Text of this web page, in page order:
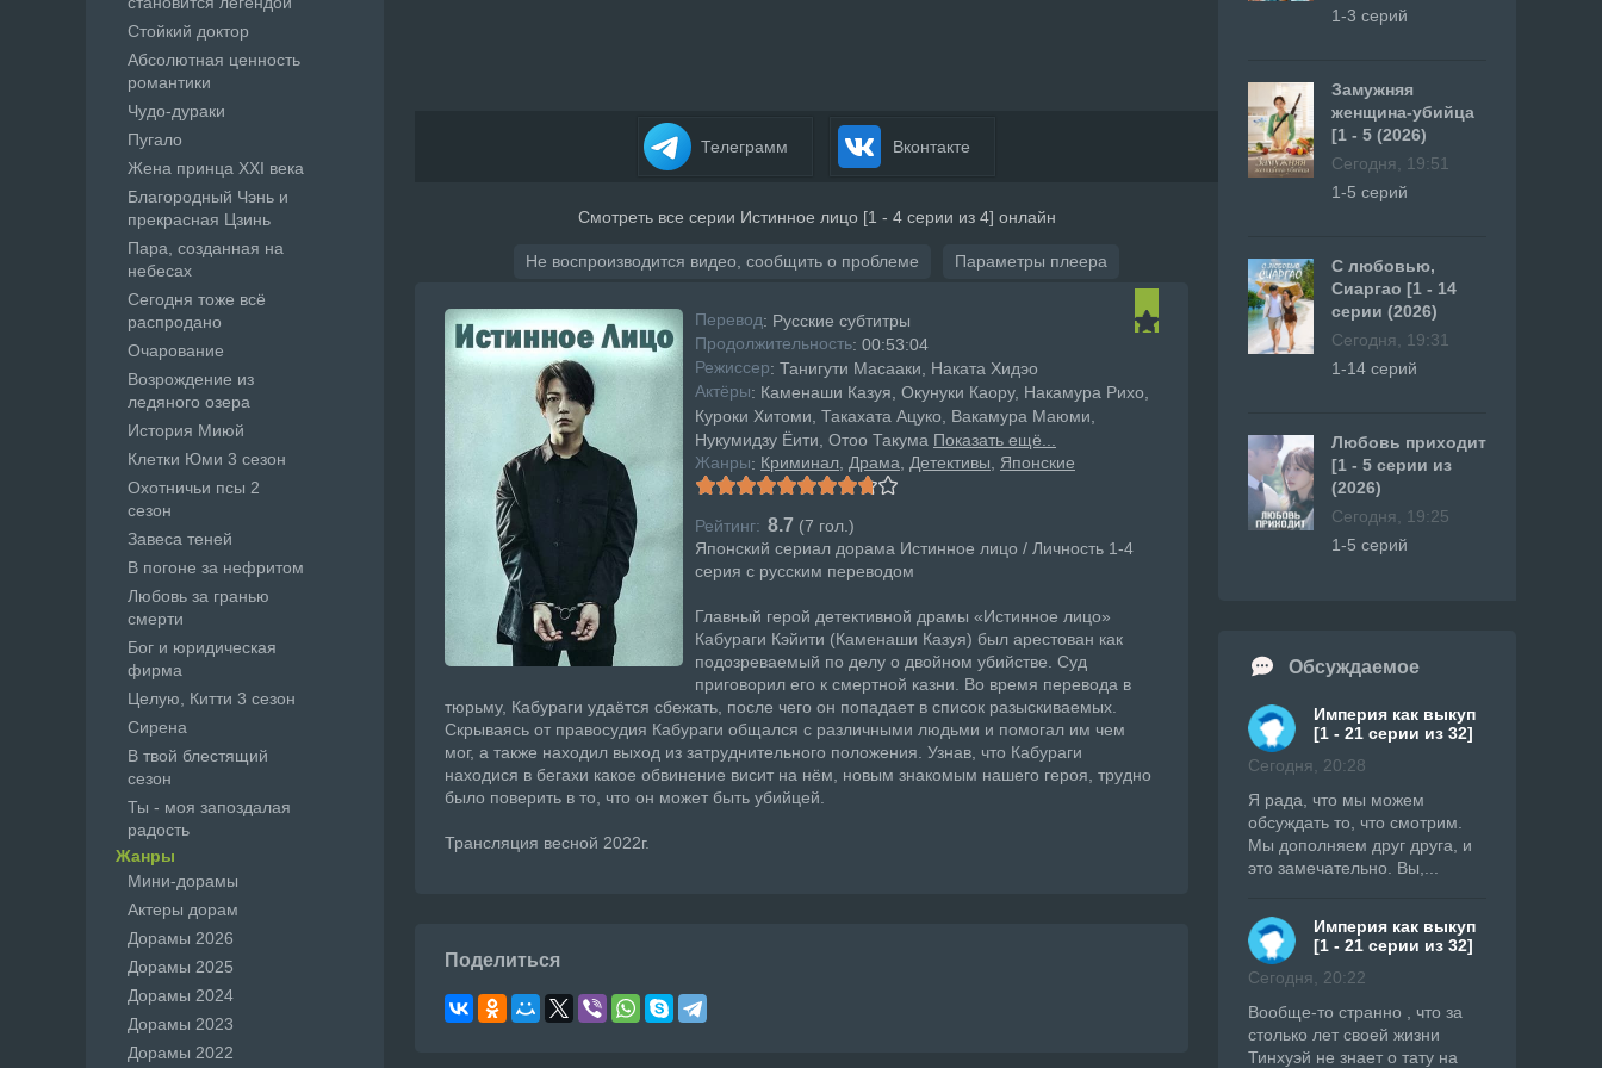
Телеграмм Вконтакте
Смотреть все серии Истинное лицо [1 - 4 серии из 4] онлайн
Не воспроизводится видео, сообщить о проблеме Параметры плеера
Перевод: Русские субтитры
Продолжительность: 00:53:04
Режисcер: Танигути Масааки, Наката Хидэо
Актёры: Каменаши Казуя, Окунуки Каору, Накамура Рихо,
Куроки Хитоми, Такахата Ацуко, Вакамура Маюми,
Нукумидзу Ёити, Отоо Такума Показать ещё...
Жанры: Криминал Драма Детективы Японские
Рейтинг: 8.7 (7 гол.)
Японский сериал дорама Истинное лицо / Личность ​1-4
серия с русским переводом
Главный герой детективной драмы «Истинное лицо»
Кабураги Кэйити (Каменаши Казуя) был арестован как
подозреваемый по делу о двойном убийстве. Суд
приговорил его к смертной казни. Во время перевода в
тюрьму, Кабураги удаётся сбежать, после чего он попадает в список разыскиваемых.
Скрываясь от правосудия Кабураги общался с различными людьми и помогал им чем
мог, а также находил выход из затруднительного положения. Узнав, что Кабураги
находися в бегахи какое обвинение висит на нём, новым знакомым нашего героя, трудно
было поверить в то, что он может быть убийцей.
Трансляция весной 2022г.
Поделиться
Стойкий доктор
Абсолютная ценность
романтики
Чудо-дураки
Пугало
Жена принца XXI века
Благородный Чэнь и
прекрасная Цзинь
Пара, созданная на
небесах
Сегодня тоже всё
распродано
Очарование
Возрождение из
ледяного озера
История Миюй
Клетки Юми 3 сезон
Охотничьи псы 2
сезон
Завеса теней
В погоне за нефритом
Любовь за гранью
смерти
Бог и юридическая
фирма
Целую, Китти 3 сезон
Сирена
В твой блестящий
сезон
Ты - моя запоздалая
радость
Жанры
Мини-дорамы
Актеры дорам
Дорамы 2026
Дорамы 2025
Дорамы 2024
Дорамы 2023
Дорамы 2022
1-3 серий
Замужняя
женщина-убийца
[1 - 5 (2026)
Сегодня, 19:51
1-5 серий
С любовью,
Сиаргао [1 - 14
серии (2026)
Сегодня, 19:31
1-14 серий
Любовь приходит
[1 - 5 серии из
(2026)
Сегодня, 19:25
1-5 серий
Обсуждаемое
Империя как выкуп
[1 - 21 серии из 32]
Сегодня, 20:28
Я рада, что мы можем
обсуждать то, что смотрим.
Мы дополняем друг друга, и
это замечательно. Вы,...
Империя как выкуп
[1 - 21 серии из 32]
Сегодня, 20:22
Вообще-то странно , что за
столько лет своей жизни
Тинхуэй не знает о тату на